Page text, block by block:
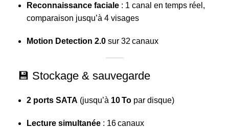
Reconnaissance faciale : 1 canal en temps réel,
comparaison jusqu’à 4 visages
Motion Detection 2.0 sur 32 canaux
💾 Stockage & sauvegarde
2 ports SATA (jusqu’à 10 To par disque)
Lecture simultanée : 16 canaux